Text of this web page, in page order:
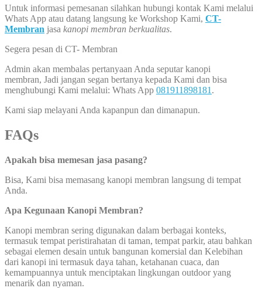
Untuk informasi pemesanan silahkan hubungi kontak Kami melalui
Whats App atau datang langsung ke Workshop Kami, CT-
Membran jasa kanopi membran berkualitas.
Segera pesan di CT- Membran
Admin akan membalas pertanyaan Anda seputar kanopi
membran, Jadi jangan segan bertanya kepada Kami dan bisa
menghubungi Kami melalui: Whats App 081911898181 .
Kami siap melayani Anda kapanpun dan dimanapun.
FAQs
Apakah bisa memesan jasa pasang?
Bisa, Kami bisa memasang kanopi membran langsung di tempat
Anda.
Apa Kegunaan Kanopi Membran?
Kanopi membran sering digunakan dalam berbagai konteks,
termasuk tempat peristirahatan di taman, tempat parkir, atau bahkan
sebagai elemen desain untuk bangunan komersial dan Kelebihan
dari kanopi ini termasuk daya tahan, ketahanan cuaca, dan
kemampuannya untuk menciptakan lingkungan outdoor yang
menarik dan nyaman.